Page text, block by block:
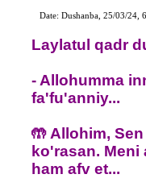
Date: Dushanba, 25/03/24,
Laylatul qadr
- Allohumma
fa'fu'anniy...
🤲 Allohim,
ko'rasan.
ham afv et...